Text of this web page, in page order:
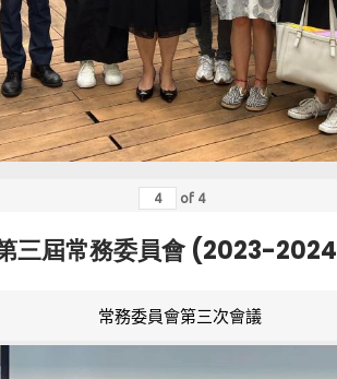
of 4
三屆常務委員會 (2023-
常務委員會第三次會議